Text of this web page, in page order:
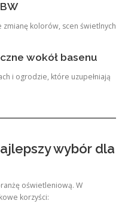
kolorów, scen świetlnych
wokół basenu
i ogrodzie, które uzupełniają
wybór dla
oświetleniową. W
korzyści: